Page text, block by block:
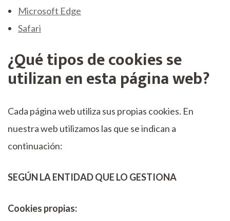
Microsoft Edge
Safari
¿Qué tipos de cookies se
utilizan en esta página web?
Cada página web utiliza sus propias cookies. En
nuestra web utilizamos las que se indican a
continuación:
SEGÚN LA ENTIDAD QUE LO GESTIONA
Cookies propias: